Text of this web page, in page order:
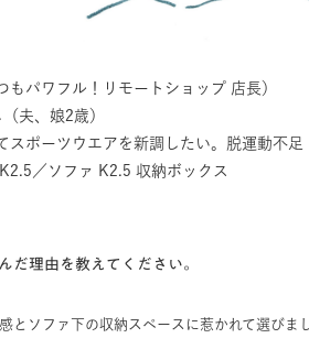
もパワフル！リモートショップ 店長）
夫、娘2歳）
スポーツウエアを新調したい。脱運動不足
／ ソファ K2.5 収納ボックス
だ理由を教えてください。
とソファ下の収納スペースに惹かれて選びま